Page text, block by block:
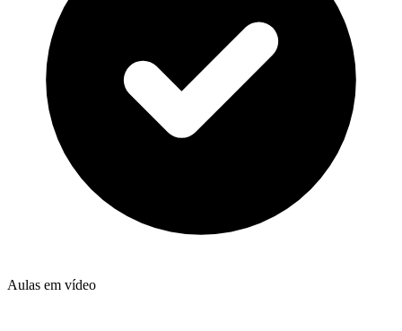
Aulas em vídeo